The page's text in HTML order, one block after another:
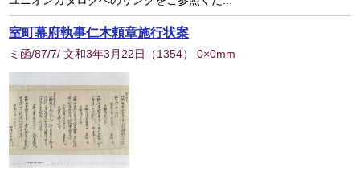
室町幕府執事仁木頼章施行状案
ミ函/87/7/ 文和3年3月22日 （1354） 0×0mm